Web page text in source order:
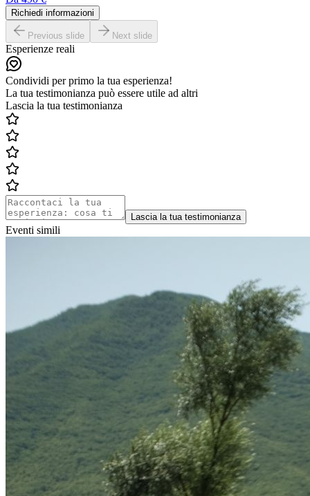
Richiedi informazioni
Previous slide Next slide
Esperienze reali
Condividi per primo la tua esperienza!
La tua testimonianza può essere utile ad altri
Lascia la tua testimonianza
Lascia la tua testimonianza
Eventi simili